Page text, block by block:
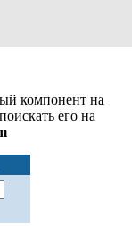
компонент на
его на